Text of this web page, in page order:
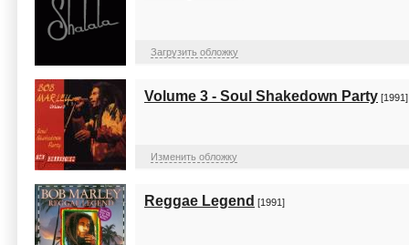
Загрузить обложку
Volume 3 - Soul Shakedown Party [1991]
Изменить обложку
Reggae Legend [1991]